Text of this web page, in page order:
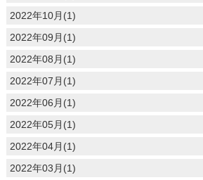
2022年10月(1)
2022年09月(1)
2022年08月(1)
2022年07月(1)
2022年06月(1)
2022年05月(1)
2022年04月(1)
2022年03月(1)